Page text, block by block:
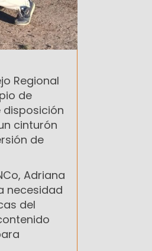
Regional
de
disposición
cinturón
de
Adriana
necesidad
del